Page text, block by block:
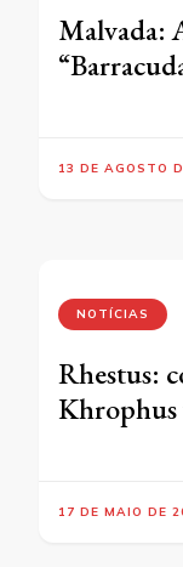
Malvada:
13 DE AGOSTO
NOTÍCIAS
Rhestus:
Khrophus
17 DE MAIO DE